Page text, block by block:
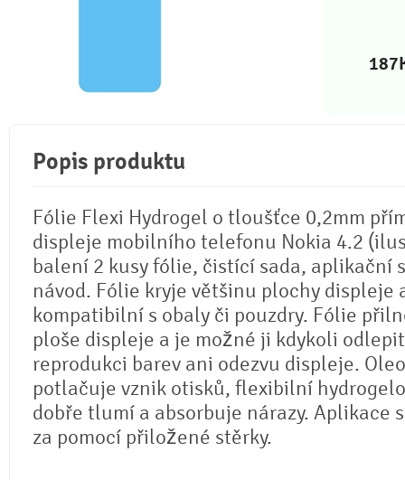
187
Popis produktu
Fólie Flexi Hydrogel o tloušťce 0,2mm
displeje mobilního telefonu Nokia 4.2
balení 2 kusy fólie, čistící sada, aplikační
návod. Fólie kryje většinu plochy displeje
kompatibilní s obaly či pouzdry. Fólie
ploše displeje a je možné ji kdykoli
reprodukci barev ani odezvu displeje.
potlačuje vznik otisků, flexibilní
dobře tlumí a absorbuje nárazy. Aplikace
za pomocí přiložené stěrky.